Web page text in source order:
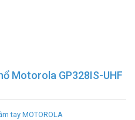
Motorola GP328IS-UHF
tay MOTOROLA